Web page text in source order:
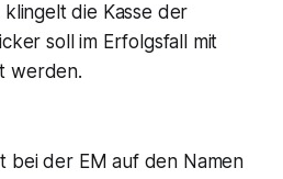
die Kasse der
soll im Erfolgsfall mit
werden.
bei der EM auf den Namen